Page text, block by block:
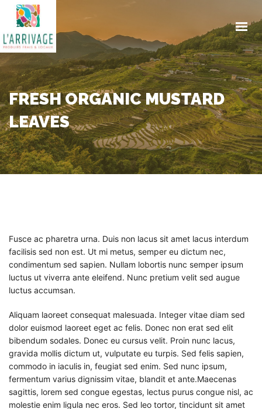
ENGAGEMENTS
PRODUITS
TRAITEUR
CONTACT
ACTUALITES
COMMANDE EN LIGNE
GET IN TOUCH
FRESH ORGANIC MUSTARD
LEAVES
Fusce ac pharetra urna. Duis non lacus sit amet lacus interdum
facilisis sed non est. Ut mi metus, semper eu dictum nec,
condimentum sed sapien. Nullam lobortis nunc semper ipsum
luctus ut viverra ante eleifend. Nunc pretium velit sed augue
luctus accumsan.
Aliquam laoreet consequat malesuada. Integer vitae diam sed
dolor euismod laoreet eget ac felis. Donec non erat sed elit
bibendum sodales. Donec eu cursus velit. Proin nunc lacus,
gravida mollis dictum ut, vulputate eu turpis. Sed felis sapien,
commodo in iaculis in, feugiat sed enim. Sed nunc ipsum,
fermentum varius dignissim vitae, blandit et ante.Maecenas
sagittis, lorem sed congue egestas, lectus purus congue nisl, ac
molestie enim ligula nec eros. Sed leo tortor, tincidunt sit amet